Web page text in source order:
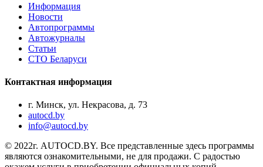
Информация
Новости
Автопрограммы
Автожурналы
Статьи
СТО Беларуси
Контактная информация
г. Минск, ул. Некрасова, д. 73
autocd.by
info@autocd.by
© 2022г. AUTOCD.BY. Все представленные здесь программы
являются ознакомительными, не для продажи. С радостью